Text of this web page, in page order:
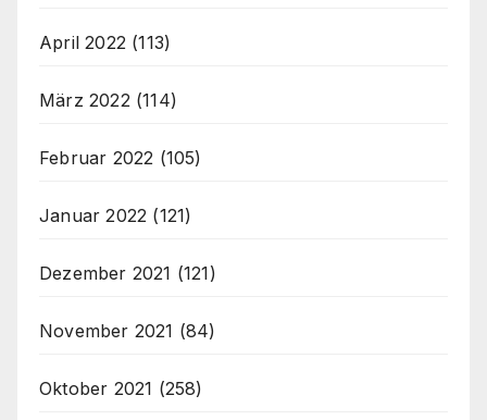
April 2022 (113)
März 2022 (114)
Februar 2022 (105)
Januar 2022 (121)
Dezember 2021 (121)
November 2021 (84)
Oktober 2021 (258)